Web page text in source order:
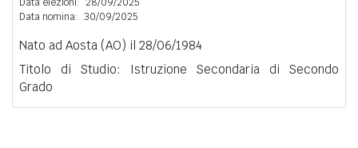
Data nomina: 30/09/2025
Nato ad Aosta (AO) il 28/06/1984
Titolo di Studio: Istruzione Secondaria di Secondo
Grado